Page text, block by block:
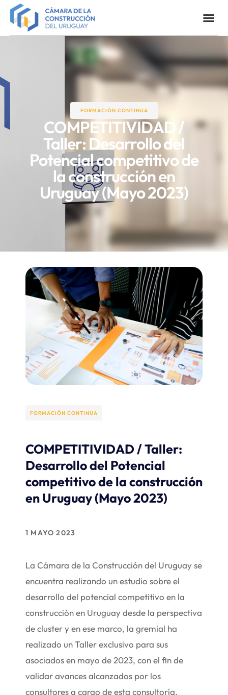
FORMACIÓN CONTINUA​
COMPETITIVIDAD /
Taller: Desarrollo del
Potencial competitivo de
la construcción en
Uruguay (Mayo 2023)
FORMACIÓN CONTINUA​
COMPETITIVIDAD / Taller:
Desarrollo del Potencial
competitivo de la construcción
en Uruguay (Mayo 2023)
1 MAYO 2023
La Cámara de la Construcción del Uruguay se
encuentra realizando un estudio sobre el
desarrollo del potencial competitivo en la
construcción en Uruguay desde la perspectiva
de cluster y en ese marco, la gremial ha
realizado un Taller exclusivo para sus
asociados en mayo de 2023, con el fin de
validar avances alcanzados por los
consultores a cargo de esta consultoría.